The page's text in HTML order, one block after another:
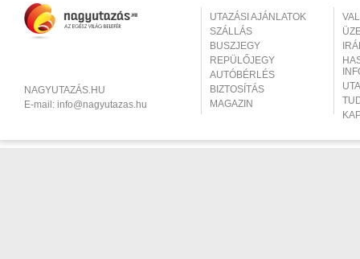
NAGYUTAZÁS.HU
E-mail: info@nagyutazas.hu
UTAZÁSI AJÁNLATOK
SZÁLLÁS
BUSZJEGY
REPÜLŐJEGY
AUTÓBÉRLÉS
BIZTOSÍTÁS
MAGAZIN